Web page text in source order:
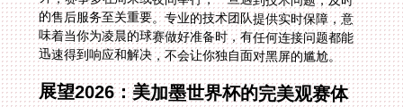
迅速得到响应和解决，不会让你独自面对黑屏的尴尬。
展望2026：美加墨世界杯的完美观赛体